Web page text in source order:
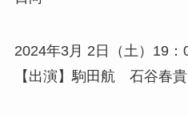
2024年3月 2日（土）19：
【出演】駒田航 石谷